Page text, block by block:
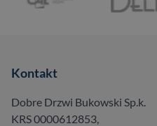
Kontakt
Dobre Drzwi Bukowski Sp.k.
KRS 0000612853,